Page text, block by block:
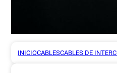
INICIOCABLESCABLES DE